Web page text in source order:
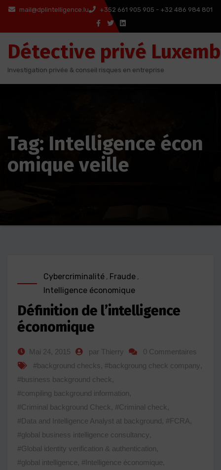
Aller
contenu
mail@dplintelligence.lu +352 661 905 905 - +32 486 984 801
Détective privé
Investigation privée & conseil risques en entreprise
Tag: Intelligence écon
omique veille
Cybercriminalité , Fraude ,
Intelligence économique
Définition de l’intelligence
économique
Mai 24, 2015 par Thierry
0 Commentaires
#background checks, #backgroung check company,
#business background check,
#compiling background information,
#Criminal background Check, #Criminal check,
#Data and Intelligence Analyst at background, #FCRA,
#global business intelligence consultancy,
#Global identity verification & authentication,
#global intelligence, #Intelligence économique,